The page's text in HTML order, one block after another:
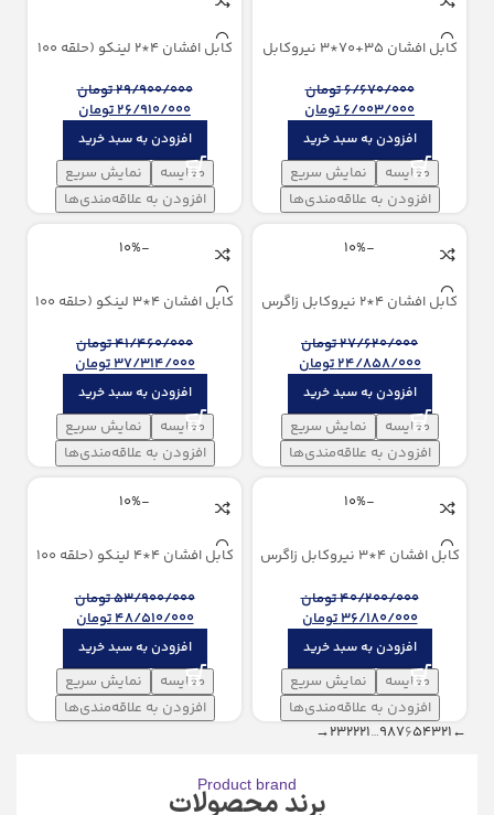
كابل افشان 35+70*3 نیروكابل
6/670/000تومان
6/003/000تومان
افزودن به سبد خرید
مقایسه
نمایش سریع
افزودن به علاقه‌مندی‌ها
كابل افشان 4*2 لینکو (حلقه 100
29/900/000تومان
26/910/000تومان
افزودن به سبد خرید
مقایسه
نمایش سریع
افزودن به علاقه‌مندی‌ها
-10%
كابل افشان 4*2 نیروكابل زاگرس
27/620/000تومان
24/858/000تومان
افزودن به سبد خرید
مقایسه
نمایش سریع
افزودن به علاقه‌مندی‌ها
-10%
كابل افشان 4*3 لینکو (حلقه 100
41/460/000تومان
37/314/000تومان
افزودن به سبد خرید
مقایسه
نمایش سریع
افزودن به علاقه‌مندی‌ها
-10%
كابل افشان 4*3 نیروكابل زاگرس
40/200/000تومان
36/180/000تومان
افزودن به سبد خرید
مقایسه
نمایش سریع
افزودن به علاقه‌مندی‌ها
-10%
كابل افشان 4*4 لینکو (حلقه 100
53/900/000تومان
48/510/000تومان
افزودن به سبد خرید
مقایسه
نمایش سریع
افزودن به علاقه‌مندی‌ها
←
1
2
3
4
5
6
7
8
9
…
21
22
23
→
Product brand
برند محصولات